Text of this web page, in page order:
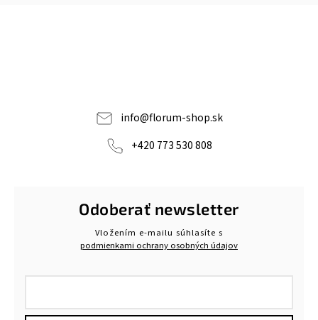
info@florum-shop.sk
+420 773 530 808
Odoberať newsletter
Vložením e-mailu súhlasíte s
podmienkami ochrany osobných údajov